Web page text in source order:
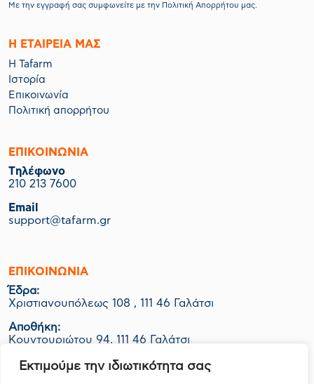
Εκτιμούμε την ιδιωτικότητα σας
Με την εγγραφή σας συμφωνείτε με την Πολιτική Απορρήτου μας.
Η ΕΤΑΙΡΕΙΑ ΜΑΣ
Η Tafarm
Ιστορία
Επικοινωνία
Πολιτική απορρήτου
ΕΠΙΚΟΙΝΩΝΙΑ
Tηλέφωνο
210 213 7600
Email
support@tafarm.gr
ΕΠΙΚΟΙΝΩΝΊΑ
Έδρα:
Χριστιανουπόλεως 108 , 111 46 Γαλάτσι
Αποθήκη:
Κουντουριώτου 94, 111 46 Γαλάτσι
Εργοστάσιο-Logistics:
ΒΙΟ.ΠΑ Κερατέας Ο.Τ. 1048 Οικ. 06Ν, 190 01 Ζαπάνι